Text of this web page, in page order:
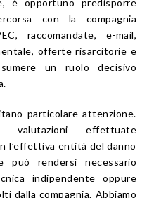
è opportuno predisporre
con la compagnia
raccomandate, e-mail,
offerte risarcitorie e
un ruolo decisivo
particolare attenzione.
effettuate
l’effettiva entità del danno
può rendersi necessario
indipendente oppure
dalla compagnia. Abbiamo